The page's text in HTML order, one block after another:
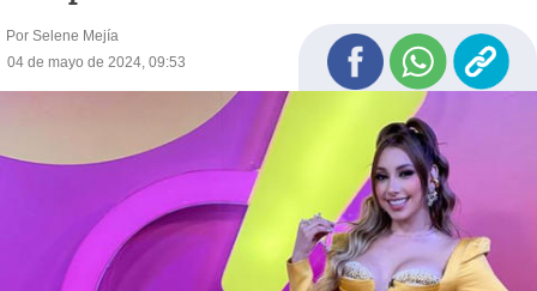
Por Selene Mejía
04 de mayo de 2024, 09:53